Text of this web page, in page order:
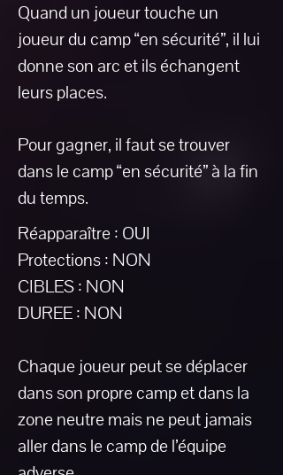
Quand un joueur touche un
joueur du camp “en sécurité”, il lui
donne son arc et ils échangent
leurs places.
Pour gagner, il faut se trouver
dans le camp “en sécurité” à la fin
du temps.
Réapparaître : OUI
Protections : NON
CIBLES : NON
DUREE : NON
Chaque joueur peut se déplacer
dans son propre camp et dans la
zone neutre mais ne peut jamais
aller dans le camp de l’équipe